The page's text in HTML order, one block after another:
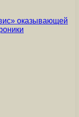
оказывающей